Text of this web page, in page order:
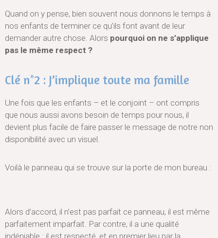
Quand on y pense, bien souvent nous donnons le temps à
nos enfants de terminer ce qu’ils font avant de leur
demander autre chose. Alors pourquoi on ne s’applique
pas le même respect ?
Clé n°2 : J’implique toute ma famille
Une fois que les enfants – et le conjoint – ont compris
que nous aussi avons besoin de temps pour nous, il
devient plus facile de faire passer le message de notre non
disponibilité avec un visuel.
Voilà le panneau qui se trouve sur la porte de mon bureau :
Alors d’accord, il n’est pas parfait ce panneau, il est même
parfaitement imparfait. Par contre, il a une qualité